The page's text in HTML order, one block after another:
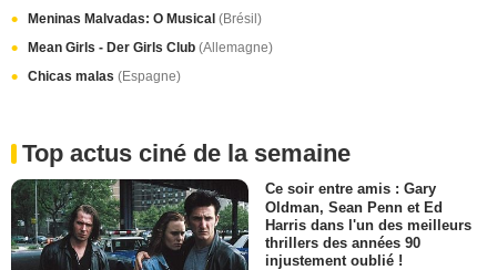
Meninas Malvadas: O Musical (Brésil)
Mean Girls - Der Girls Club (Allemagne)
Chicas malas (Espagne)
Top actus ciné de la semaine
Ce soir entre amis : Gary
Oldman, Sean Penn et Ed
Harris dans l'un des meilleurs
thrillers des années 90
injustement oublié !